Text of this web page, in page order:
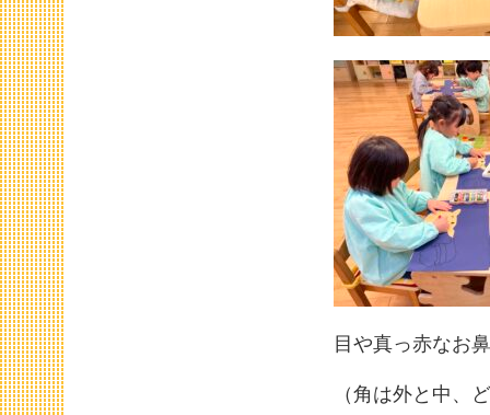
目や真っ赤なお
（角は外と中、